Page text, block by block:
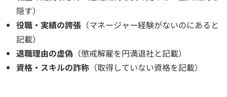
隠す）
役職・実績の誇張 （マネージャー経験がないのにあると
記載）
退職理由の虚偽 （懲戒解雇を円満退社と記載）
資格・スキルの詐称 （取得していない資格を記載）